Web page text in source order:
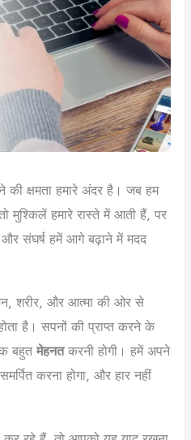
क्षमता हमारे अंदर है। जब हम
मुश्किलें हमारे रास्ते में आती हैं, पर
और संघर्ष हमें आगे बढ़ाने में मदद
शरीर, और आत्मा की ओर से
है। सपनों की प्राप्त करने के
बहुतमेहनतकरनी होगी। हमें अपने
करना होगा, और हार नहीं